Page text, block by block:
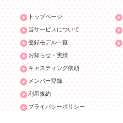
トップページ
当サービスについて
登録モデル一覧
お知らせ・実績
キャスティング依頼
メンバー登録
利用規約
プライバシーポリシー